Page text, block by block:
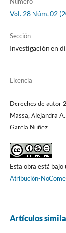
Vol. 28 Núm. 02
Sección
Investigación en
Licencia
Derechos de autor
Massa, Alejandra
García Nuñez
Esta obra está bajo
Atribución-
Artículos